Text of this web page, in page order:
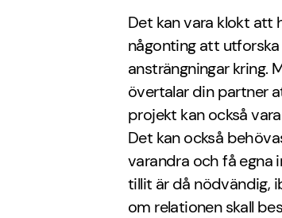
Det kan vara klokt att
någonting att
ansträngningar kring.
övertalar din partner
projekt kan också
Det kan också
varandra och få egna
tillit är då nödvändig,
om relationen skall